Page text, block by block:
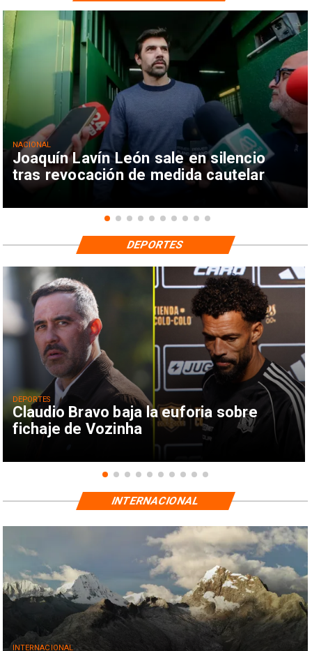
Joaquín Lavín León sale en silencio
tras revocación de medida cautelar
NACIONAL
Claudio Bravo baja la euforia sobre
fichaje de Vozinha
DEPORTES
DEPORTES
INTERNACIONAL
INTERNACIONAL